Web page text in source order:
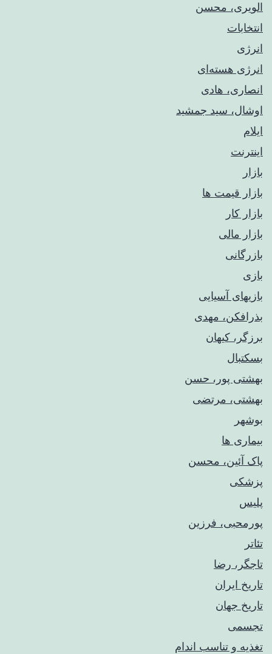
الویری، محسن
انتخابات
انرژی
انرژی هسته‌ای
انصاری، هادی
اوشال، سید جمشید
ایلام
اینترنت
بازار
بازار قیمت ها
بازار کار
بازار مالی
بازرگانی
بازی
بازیهای آسیایی
بذرافکن، مهدی
برزگر، کیهان
بسکتبال
بهشتی پور، حسن
بهشتی، مرتضی
بوشهر
بیماری ها
پاک آئین، محسن
پزشکی
پلیس
پورمحبی، فرزین
تئاتر
تاجگر، رضا
تاریخ ایران
تاریخ جهان
تجسمی
تغذیه و تناسب اندام